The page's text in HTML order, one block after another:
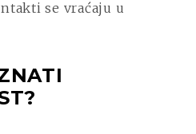
se vraćaju u